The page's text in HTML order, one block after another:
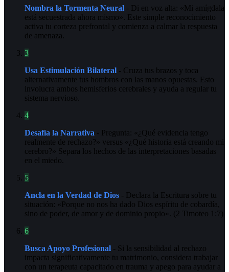
Nombra la Tormenta Neural - Di en voz alta: «Mi amígdala
está secuestrada ahora mismo». Este simple reconocimiento
activa tu corteza prefrontal y comienza a calmar la respuesta
de amenaza.
3
Usa Estimulación Bilateral - Cruza tus brazos y toca
alternativamente tus hombros con las manos opuestas. Esto
involucra ambos hemisferios cerebrales y ayuda a regular tu
sistema nervioso.
4
Desafía la Narrativa - Pregunta: «¿Qué evidencia tengo
realmente de rechazo?» versus «¿Qué historia está creando mi
cerebro?» Separa los hechos de las interpretaciones basadas
en el miedo.
5
Ancla en la Verdad de Dios - Declara la Escritura sobre tu
situación: «Porque no nos ha dado Dios espíritu de cobardía,
sino de poder, de amor y de dominio propio». (2 Timoteo 1:7)
6
Busca Apoyo Profesional - Si la sensibilidad al rechazo
impacta significativamente tu matrimonio, considera trabajar
con un terapeuta capacitado en trauma y apego para ayudar a